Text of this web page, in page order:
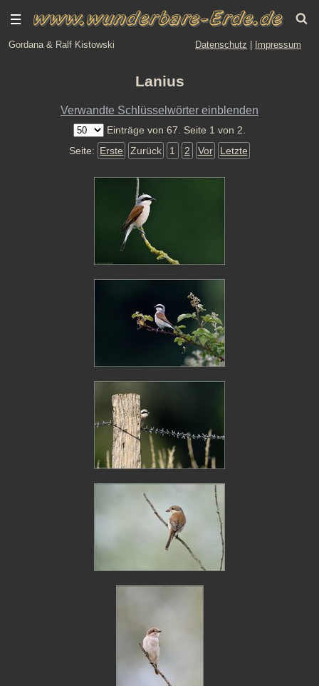
Gordana & Ralf Kistowski Datenschutz Impressum
Lanius
Verwandte Schlüsselwörter einblenden
Einträge von 67. Seite 1 von 2.
Seite: Erste Zurück 1 2 Vor Letzte